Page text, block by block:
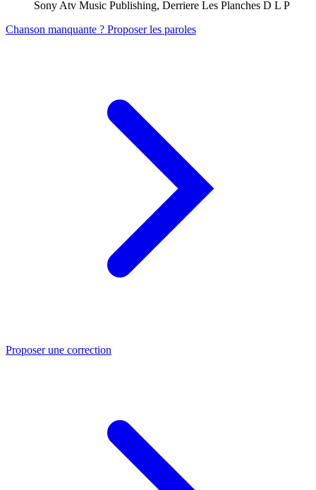
Sony Atv Music Publishing, Derriere Les Planches D L P
Chanson manquante ? Proposer les paroles
Proposer une correction